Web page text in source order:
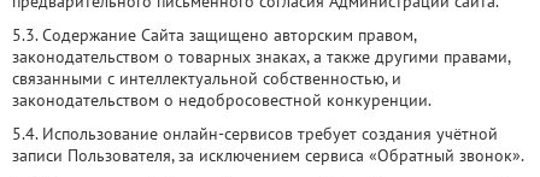
5.3. Содержание Сайта защищено авторским правом,
законодательством о товарных знаках, а также другими правами,
связанными с интеллектуальной собственностью, и
законодательством о недобросовестной конкуренции.
5.4. Использование онлайн-сервисов требует создания учётной
записи Пользователя, за исключением сервиса «Обратный звонок».